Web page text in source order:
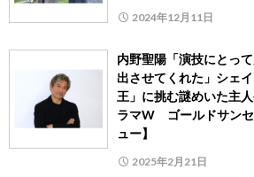
2024年12月11日
内野聖陽「演技にとっ
出させてくれた」シェ
王」に挑む謎めいた主
ラマW ゴールドサン
ュー】
2025年2月21日